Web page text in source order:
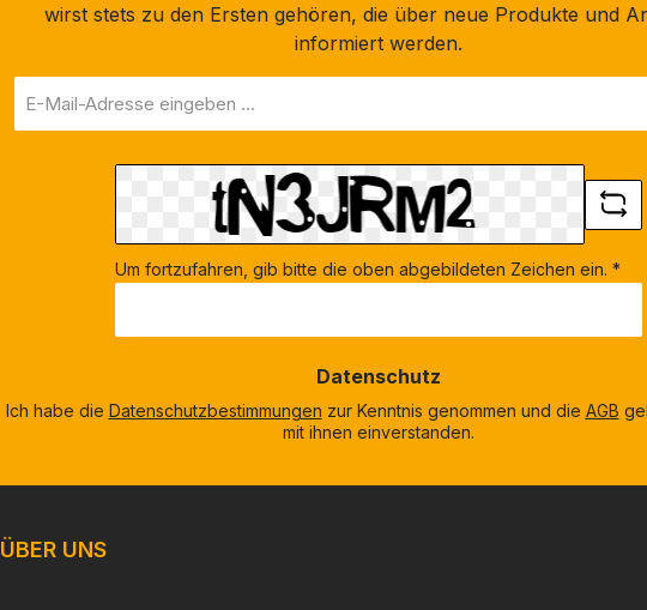
wirst stets zu den Ersten gehören, die über neue Produkte und
informiert werden.
Mail-
Um fortzufahren, gib bitte die oben abgebildeten Zeichen ein. *
Datenschutz
Ich habe die Datenschutzbestimmungen zur Kenntnis genommen und die AGB
mit ihnen einverstanden.
ÜBER UNS